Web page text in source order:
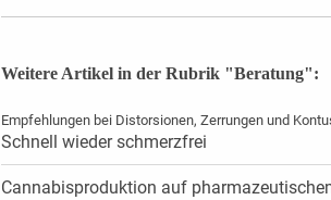
Weitere Artikel in der Rubrik "Beratung":
Empfehlungen bei Distorsionen, Zerrungen und
Schnell wieder schmerzfrei
Cannabisproduktion auf